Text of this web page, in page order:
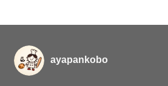
ayapankobo